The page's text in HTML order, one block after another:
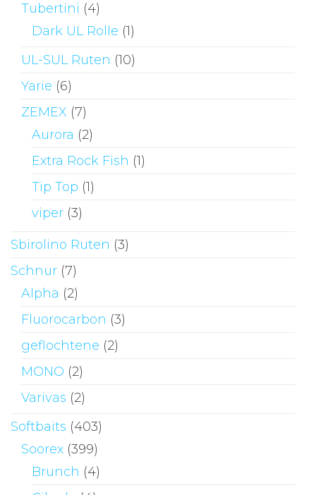
Tubertini (4)
Dark UL Rolle (1)
UL-SUL Ruten (10)
Yarie (6)
ZEMEX (7)
Aurora (2)
Extra Rock Fish (1)
Tip Top (1)
viper (3)
Sbirolino Ruten (3)
Schnur (7)
Alpha (2)
Fluorocarbon (3)
geflochtene (2)
MONO (2)
Varivas (2)
Softbaits (403)
Soorex (399)
Brunch (4)